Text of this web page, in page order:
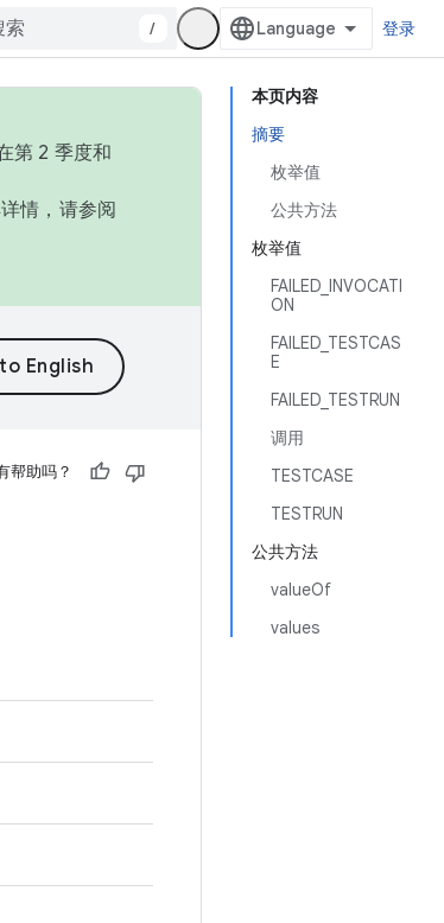
/ 登录
本页内容
摘要
枚举值
公共方法
枚举值
FAILED_INVOCATI
ON
FAILED_TESTCAS
E
FAILED_TESTRUN
调用
TESTCASE
TESTRUN
公共方法
valueOf
values
第 2 季度和
情，请参阅
帮助吗？